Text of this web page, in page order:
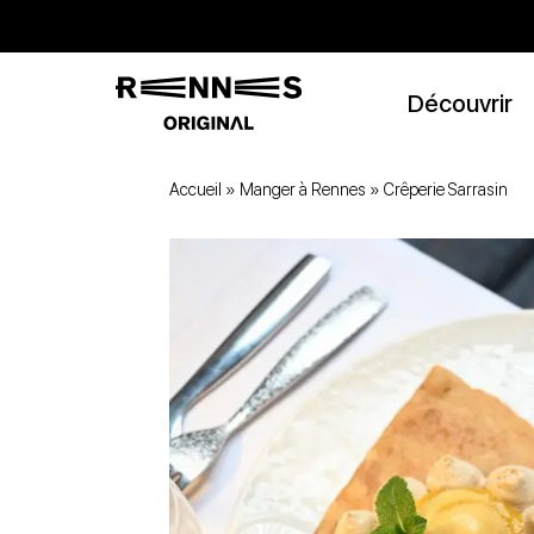
Découvrir
Accueil » Manger à Rennes » Crêperie Sarrasin